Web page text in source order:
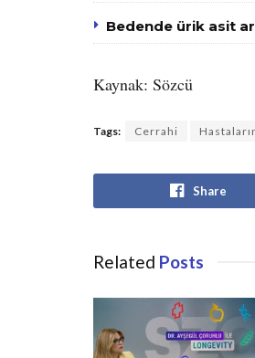
Bedende ürik asit
Kaynak: Sözcü
Tags: Cerrahi
Share
Related Posts